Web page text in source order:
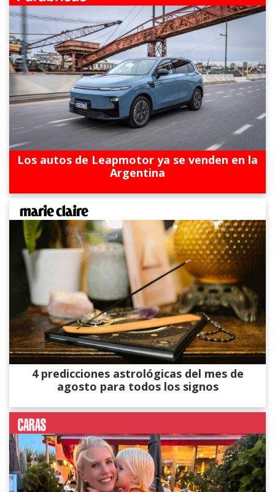
Los autos de Leapmotor ya se venden en la
Argentina
4 predicciones astrológicas del mes de
agosto para todos los signos